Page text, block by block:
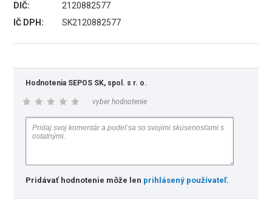
DIČ:
2120882577
IČ DPH:
SK2120882577
Hodnotenia SEPOS SK, spol. s r. o.
vyber hodnotenie
Pridávať hodnotenie môže len prihlásený používateľ.